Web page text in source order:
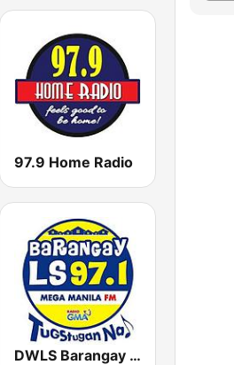
97.9 Home Radio
DWLS Barangay LS 97.1 FM